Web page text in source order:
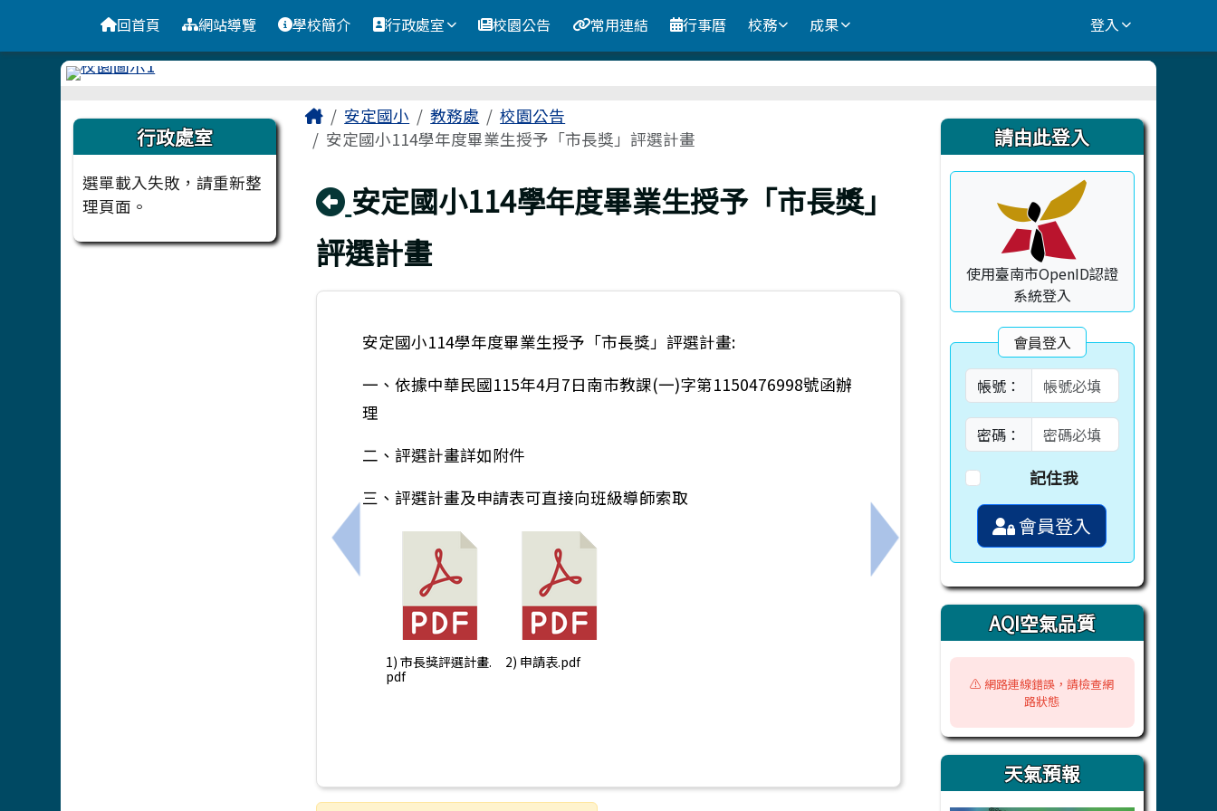
台南市安定國小
回首頁 網站導覽 學校簡介 行政處室 校園公告 常用連結 行事曆 校務 成果 登入
左邊區域內容
行政處室
選單載入失敗，請重新整
理頁面。
主內容區域
Home安定國小 教務處
校園公告
安定國小114學年度畢業生授予「市長獎」評選計畫
回上頁
安定國小114學年度畢業生授予「市長獎」
評選計畫
上一筆：臺南市立圖書館提供各類型數位資源
安定國小114學年度畢業生授予「市長獎」評選計畫:
一、依據中華民國115年4月7日南市教課(一)字第1150476998號函辦
理
二、評選計畫詳如附件
三、評選計畫及申請表可直接向班級導師索取
1) 市長獎評選計畫.
pdf
2) 申請表.pdf
下一筆：英語讀劇比賽榮獲特優
右邊區域內容
請由此登入
使用臺南市OpenID認證
系統登入
會員登入
帳號：
密碼：
記住我
會員登入
AQI空氣品質
⚠️ 網路連線錯誤，請檢查網
路狀態
天氣預報
頁尾區域